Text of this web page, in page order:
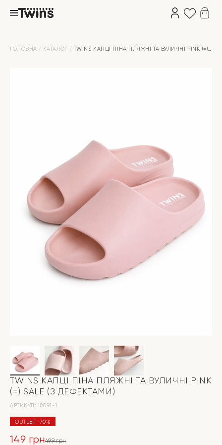
ГОЛОВНА КАТАЛОГ
TWINS КАПЦІ ПІНА ПЛЯЖНІ ТА ВУЛИЧНІ PINK (=)
TWINS КАПЦІ ПІНА ПЛЯЖНІ ТА ВУЛИЧНІ PINK
(=) SALE (З ДЕФЕКТАМИ)
АРТИКУЛ: 18091-1
OUTLET -70%
499грн
149 грн